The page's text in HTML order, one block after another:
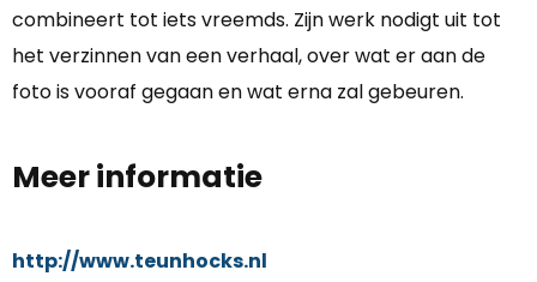
combineert tot iets vreemds. Zijn werk nodigt uit tot
het verzinnen van een verhaal, over wat er aan de
foto is vooraf gegaan en wat erna zal gebeuren.
Meer informatie
http://www.teunhocks.nl